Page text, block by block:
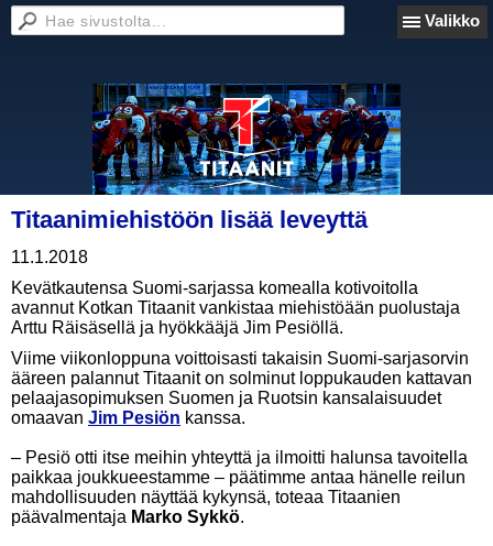
Valikko
Titaanimiehistöön lisää leveyttä
11.1.2018
Kevätkautensa Suomi-sarjassa komealla kotivoitolla
avannut Kotkan Titaanit vankistaa miehistöään puolustaja
Arttu Räisäsellä ja hyökkääjä Jim Pesiöllä.
Viime viikonloppuna voittoisasti takaisin Suomi-sarjasorvin
ääreen palannut Titaanit on solminut loppukauden kattavan
pelaajasopimuksen Suomen ja Ruotsin kansalaisuudet
omaavan Jim Pesiön kanssa.
– Pesiö otti itse meihin yhteyttä ja ilmoitti halunsa tavoitella
paikkaa joukkueestamme – päätimme antaa hänelle reilun
mahdollisuuden näyttää kykynsä, toteaa Titaanien
päävalmentaja Marko Sykkö.